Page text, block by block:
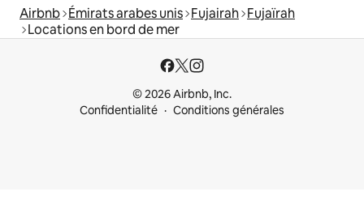
Airbnb Émirats arabes unis Fujairah Fujaïrah
Locations en bord de mer
© 2026 Airbnb, Inc.
Confidentialité
Conditions générales